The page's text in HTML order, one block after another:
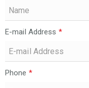
E-mail Address *
Phone *